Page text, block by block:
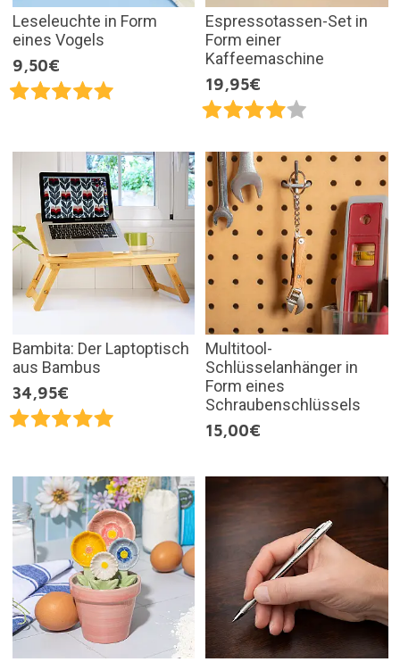
Leseleuchte in Form
eines Vogels
9,50€
Espressotassen-Set in
Form einer
Kaffeemaschine
19,95€
Bambita: Der Laptoptisch
aus Bambus
34,95€
Multitool-
Schlüsselanhänger in
Form eines
Schraubenschlüssels
15,00€